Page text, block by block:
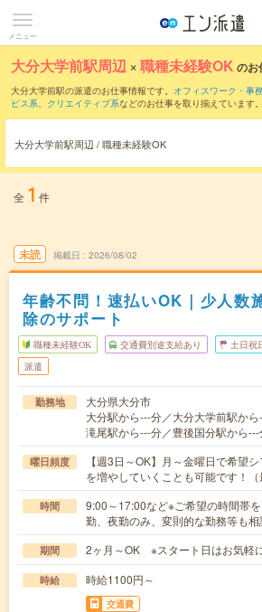
メニュー
大分大学前駅周辺 ×職種未経験OK のお
大分大学前駅の派遣のお仕事情報です。 オフィスワーク・事
ビス系、 クリエイティブ系などのお仕事を取り揃えています
大分大学前駅周辺 / 職種未経験OK
全 1 件
未読 掲載日 2026/08/02
年齢不問！速払いOK｜少人数
除のサポート
職種未経験OK 交通費別途支給あり 土日祝
派遣
勤務地
大分県大分市
大分駅から---分／大分大学前駅か
滝尾駅から---分／豊後国分駅から---
曜日頻度
【週3日～OK】月～金曜日で希望
を増やしていくことも可能です！（
時間
9:00～17:00など※ご希望の時間帯
勤、夜勤のみ、変則的な勤務等も
期間 2ヶ月～OK ※スタート日はお気軽
時給 時給1100円～
交通費